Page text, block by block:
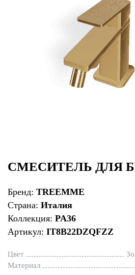
СМЕСИТЕЛЬ ДЛЯ
Бренд: TREEMME
Страна: Италия
Коллекция: PA36
Артикул: IT8B22DZQFZZ
Цвет
Материал